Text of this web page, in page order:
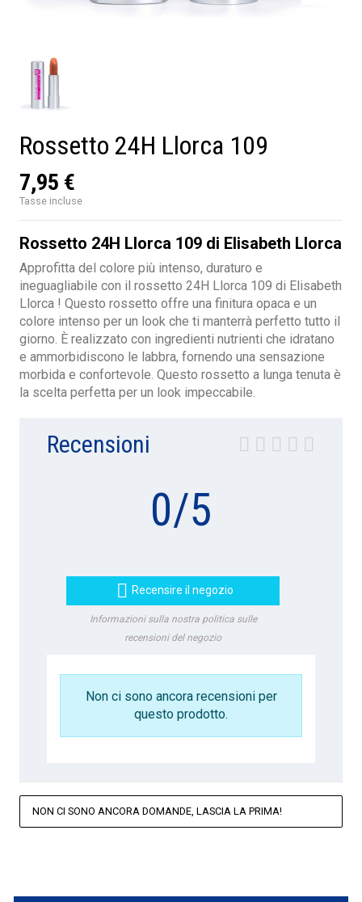
Rossetto 24H Llorca 109
7,95 €
Tasse incluse
Rossetto 24H Llorca 109 di Elisabeth Llorca
Approfitta del colore più intenso, duraturo e
ineguagliabile con il rossetto 24H Llorca 109 di Elisabeth
Llorca ! Questo rossetto offre una finitura opaca e un
colore intenso per un look che ti manterrà perfetto tutto il
giorno. È realizzato con ingredienti nutrienti che idratano
e ammorbidiscono le labbra, fornendo una sensazione
morbida e confortevole. Questo rossetto a lunga tenuta è
la scelta perfetta per un look impeccabile.
Recensioni
0/5
 Recensire il negozio
Informazioni sulla nostra politica sulle
recensioni del negozio
Non ci sono ancora recensioni per
questo prodotto.
NON CI SONO ANCORA DOMANDE, LASCIA LA PRIMA!